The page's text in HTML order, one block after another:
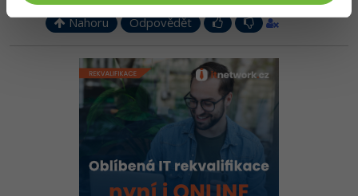
Nahoru Odpovědět